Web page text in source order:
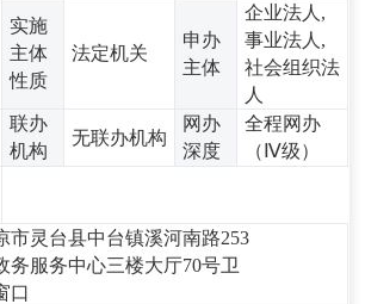
实施
主体
性质
法定机关
申办
主体
企业法人,
事业法人,
社会组织法
人
联办
机构
无联办机构
网办
深度
全程网办
（Ⅳ级）
市灵台县中台镇溪河南路253
务服务中心三楼大厅70号卫
口